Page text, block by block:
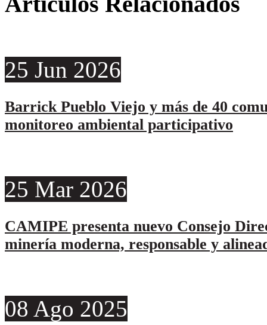
25 Jun 2026
Barrick Pueblo Viejo y más de 40
monitoreo ambiental participativo
25 Mar 2026
CAMIPE presenta nuevo Consejo
minería moderna, responsable y
08 Ago 2025